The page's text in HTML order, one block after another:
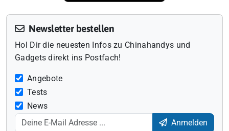
Newsletter bestellen
Hol Dir die neuesten Infos zu Chinahandys und
Gadgets direkt ins Postfach!
Angebote
Tests
News
Anmelden